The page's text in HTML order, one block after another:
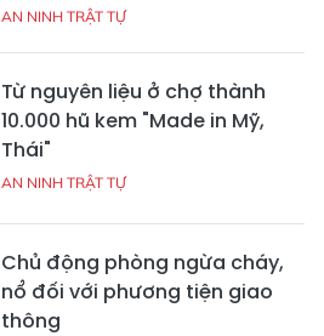
AN NINH TRẬT TỰ
Từ nguyên liệu ở chợ thành
10.000 hũ kem "Made in Mỹ,
Thái"
AN NINH TRẬT TỰ
Chủ động phòng ngừa cháy,
nổ đối với phương tiện giao
thông